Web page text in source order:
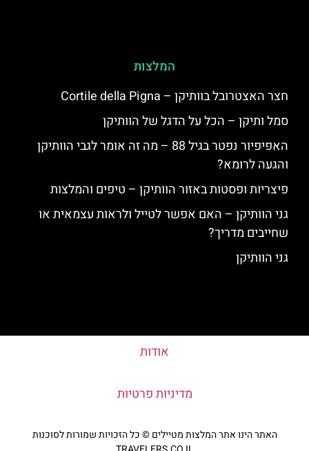
המלצות
חצר האצטרובל בוותיקן – Cortile della Pigna
סמל ותיקן – הכל על הדגל של הוותיקן
האפיפיור נפטר בגיל 88 – מה זה אומר לגבי הוותיקן
והגעה לרומא?
פיצריות ופסטות באזור הוותיקן – טיפים והמלצות
גני הוותיקן – האם אפשר לטייל ולראות עצמאית או
שחייבים מדריך?
גני הוותיקן
אודות
מדיניות פרטיות
האתר הינו אתר המלצות מטיילים © כל הזכויות שמורות לסוכנות